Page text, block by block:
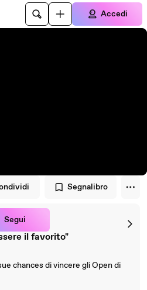
Accedi
Segnalibro
Segui
il favorito"
chances di vincere gli Open di